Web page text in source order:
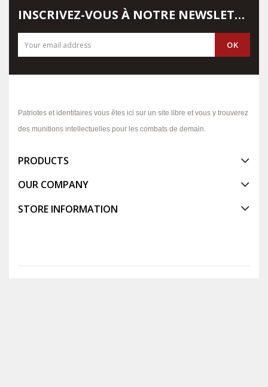
INSCRIVEZ-VOUS À NOTRE NEWSLETTER
Patriotes et identitaires vous êtes ici sur un site libre et vous y trouverez
des munitions intellectuelles pour les combats de demain.
PRODUCTS
OUR COMPANY
STORE INFORMATION